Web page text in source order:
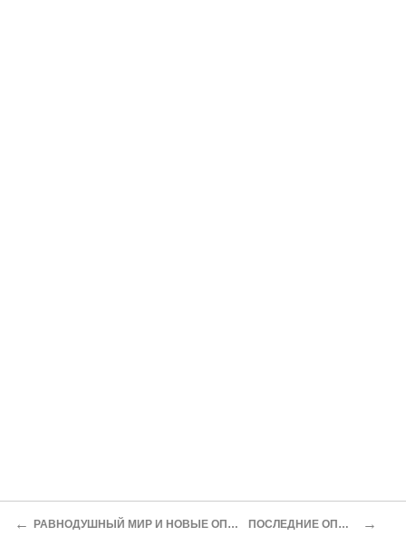
← РАВНОДУШНЫЙ МИР И НОВЫЕ ОПЫТЫ ПОСЛЕДНИЕ ОПЫТЫ →